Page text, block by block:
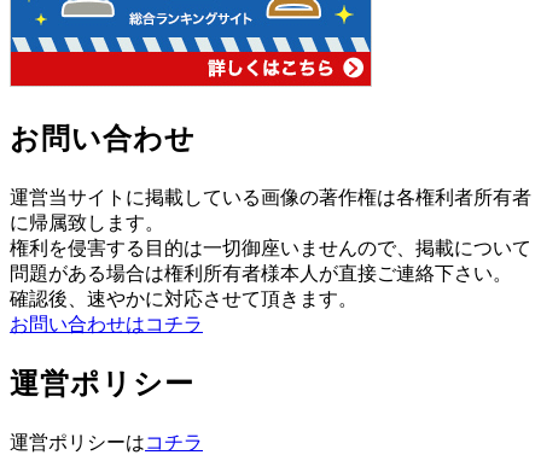
お問い合わせ
運営当サイトに掲載している画像の著作権は各権利者所有者
に帰属致します。
権利を侵害する目的は一切御座いませんので、掲載について
問題がある場合は権利所有者様本人が直接ご連絡下さい。
確認後、速やかに対応させて頂きます。
お問い合わせはコチラ
運営ポリシー
運営ポリシーはコチラ